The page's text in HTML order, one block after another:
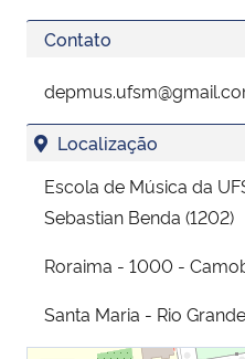
Contato
Localização
Escola de Música da
Sebastian Benda (1202)
Roraima - 1000 -
Santa Maria - Rio